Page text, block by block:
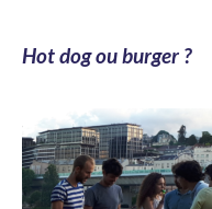
Hot dog ou burger ?